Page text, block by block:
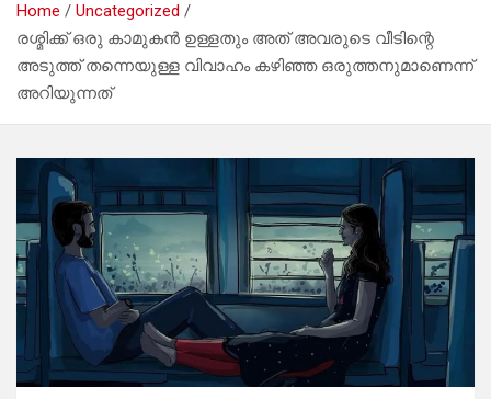
Home
Uncategorized
രശ്മിക്ക് ഒരു കാമുകൻ ഉള്ളതും അത് അവരുടെ വീടിന്റെ
അടുത്ത് തന്നെയുള്ള വിവാഹം കഴിഞ്ഞ ഒരുത്തനുമാണെന്ന്
അറിയുന്നത്